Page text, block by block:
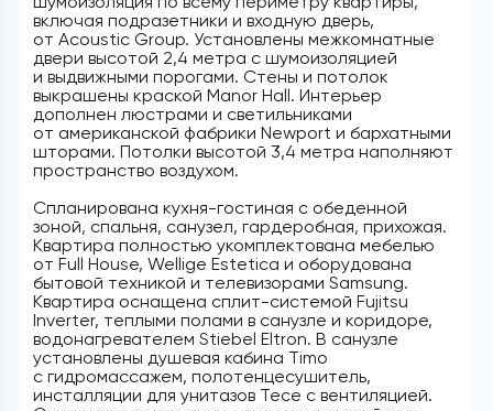
включая подразетники и входную дверь,
от Acoustic Group. Установлены межкомнатные
двери высотой 2,4 метра с шумоизоляцией
и выдвижными порогами. Стены и потолок
выкрашены краской Manor Hall. Интерьер
дополнен люстрами и светильниками
от американской фабрики Newport и бархатными
шторами. Потолки высотой 3,4 метра наполняют
пространство воздухом.
Спланирована кухня-гостиная с обеденной
зоной, спальня, санузел, гардеробная, прихожая.
Квартира полностью укомплектована мебелью
от Full House, Wellige Estetica и оборудована
бытовой техникой и телевизорами Samsung.
Квартира оснащена сплит-системой Fujitsu
Inverter, теплыми полами в санузле и коридоре,
водонагревателем Stiebel Eltron. В санузле
установлены душевая кабина Timo
с гидромассажем, полотенцесушитель,
инсталляции для унитазов Tece c вентиляцией.